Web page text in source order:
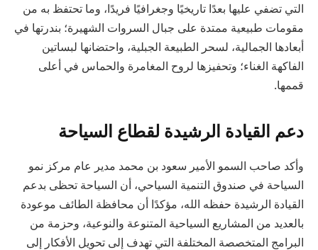
التي تضفي عليها بعدًا تاريخيًا وجغرافيًا فريدًا، وما تحتفظ به من
مقومات طبيعية ممتدة على جبال السروات الشهيرة؛ بندرتها في
أبعادها الجمالية، لسحر الطبيعة الجبلية، واحتضانها لبساتين
الفاكهة الغناء؛ وتحفيزها لروح المغامرة والحماس في أعلى
قممها.
دعم القيادة الرشيدة لقطاع السياحة
وأكد صاحب السمو الأمير سعود بن محمد مدير عام مركز نمو
السياحة في صندوق التنمية السياحي، أن السياحة تحظى بدعم
القيادة الرشيدة حفظه الله، مؤكدًا أن محافظة الطائف موعودة
بالعديد من المشاريع السياحية المتنوعة والنوعية، وحزمة من
البرامج المتخصصة المختلفة التي تهدف إلى تحويل الأفكار إلى